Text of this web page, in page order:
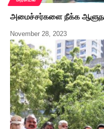
அமைச்சர்களை நீக்க
November 28, 2023